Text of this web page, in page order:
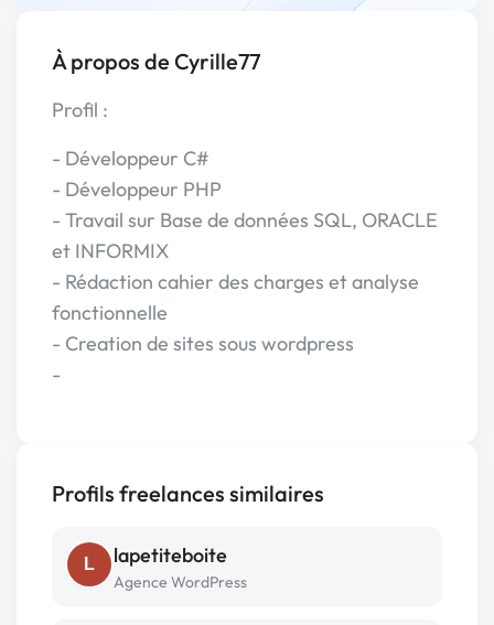
À propos de Cyrille77
Profil :
- Développeur C#
- Développeur PHP
- Travail sur Base de données SQL, ORACLE
et INFORMIX
- Rédaction cahier des charges et analyse
fonctionnelle
- Creation de sites sous wordpress
-
Profils freelances similaires
L lapetiteboite
Agence WordPress